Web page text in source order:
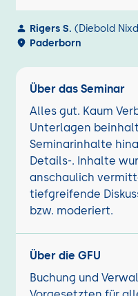
Rigers S. (Diebold
Paderborn
Über das Seminar
Alles gut. Kaum
Unterlagen
Seminarinhalte
Details-. Inhalte
anschaulich
tiefgreifende
bzw. moderiert.
Über die GFU
Buchung und